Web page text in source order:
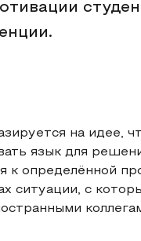
на идее,
язык для
к определённой
ситуации, с